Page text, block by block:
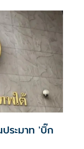
ระมาท 'บิ๊ก